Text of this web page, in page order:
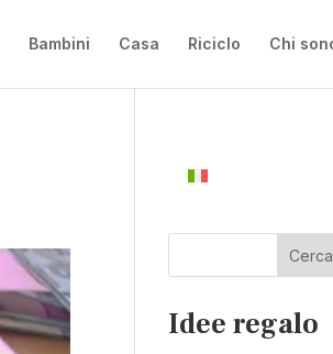
Bambini Casa Riciclo Chi
Idee regalo